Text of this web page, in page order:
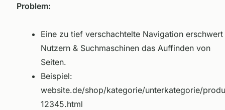
Problem:
Eine zu tief verschachtelte Navigation erschwert
Nutzern & Suchmaschinen das Auffinden von
Seiten.
Beispiel:
website.de/shop/kategorie/unterkategorie/
12345.html